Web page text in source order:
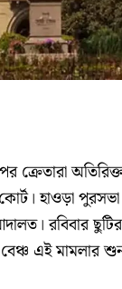
ক্রেতারা
হাওড়া
রবিবার
এই মামলার